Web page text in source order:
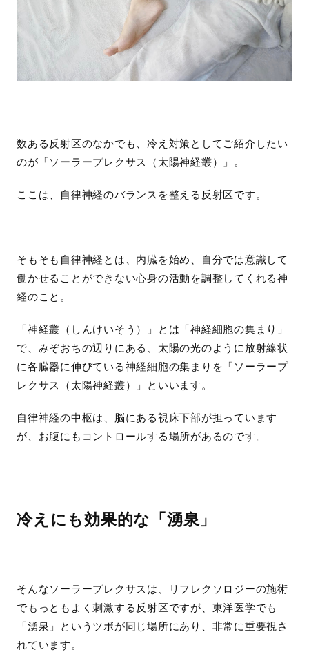
数ある反射区のなかでも、冷え対策としてご紹介したい
のが「ソーラープレクサス（太陽神経叢）」。
ここは、自律神経のバランスを整える反射区です。
そもそも自律神経とは、内臓を始め、自分では意識して
働かせることができない心身の活動を調整してくれる神
経のこと。
「神経叢（しんけいそう）」とは「神経細胞の集まり」
で、みぞおちの辺りにある、太陽の光のように放射線状
に各臓器に伸びている神経細胞の集まりを「ソーラープ
レクサス（太陽神経叢）」といいます。
自律神経の中枢は、脳にある視床下部が担っています
が、お腹にもコントロールする場所があるのです。
冷えにも効果的な「湧泉」
そんなソーラープレクサスは、リフレクソロジーの施術
でもっともよく刺激する反射区ですが、東洋医学でも
「湧泉」というツボが同じ場所にあり、非常に重要視さ
れています。